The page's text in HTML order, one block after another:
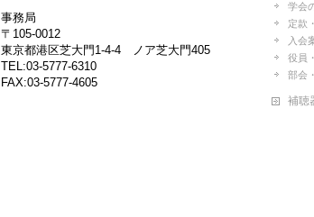
事務局
〒105-0012
東京都港区芝大門1-4-4 ノア芝大門405
TEL:03-5777-6310
FAX:03-5777-4605
学会
定款
入会
役員
部会
補聴